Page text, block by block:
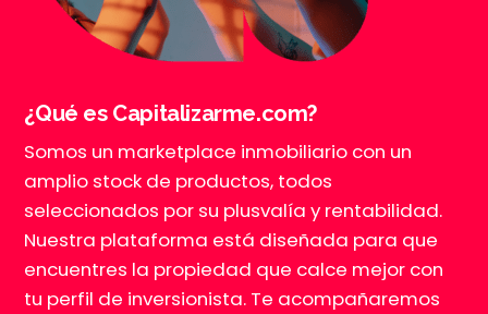
¿Qué es Capitalizarme.com?
Somos un marketplace inmobiliario con un
amplio stock de productos, todos
seleccionados por su plusvalía y rentabilidad.
Nuestra plataforma está diseñada para que
encuentres la propiedad que calce mejor con
tu perfil de inversionista. Te acompañaremos